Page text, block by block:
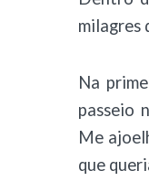
milagres
Na
passeio
Me
que